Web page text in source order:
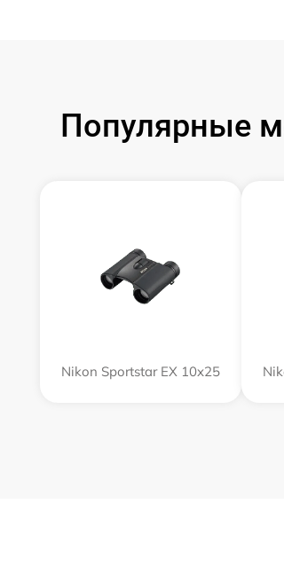
Популярные
Nikon Sportstar EX 10x25